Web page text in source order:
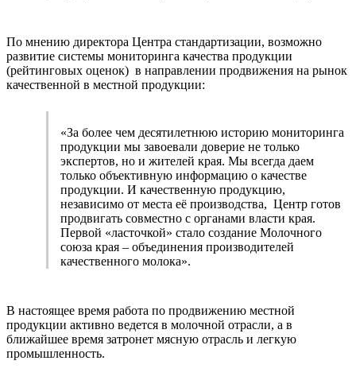
По мнению директора Центра стандартизации, возможно
развитие системы мониторинга качества продукции
(рейтинговых оценок) в направлении продвижения на рынок
качественной в местной продукции:
«За более чем десятилетнюю историю мониторинга
продукции мы завоевали доверие не только
экспертов, но и жителей края. Мы всегда даем
только объективную информацию о качестве
продукции. И качественную продукцию,
независимо от места её производства, Центр готов
продвигать совместно с органами власти края.
Первой «ласточкой» стало создание Молочного
союза края – объединения производителей
качественного молока».
В настоящее время работа по продвижению местной
продукции активно ведется в молочной отрасли, а в
ближайшее время затронет мясную отрасль и легкую
промышленность.